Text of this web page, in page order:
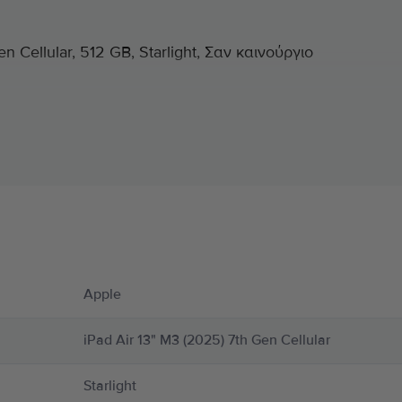
Cellular, 512 GB, Starlight, Σαν καινούργιο
από μέταλλο, γυαλί και πλαστικό και περιέχει ευαίσθητα ηλεκτρονικά
υγρά. Αν υποπτεύεστε ζημιά στο iPad ή την μπαταρία του, σταματήστε
μουσική με ακουστικά ενώ κάνετε ποδήλατο ή να στέλνετε μηνύματα ενώ
κατεστραμμένων καλωδίων ή αντάπτορων ή η φόρτιση σε υγρό περιβάλλον
Apple
iPad Air 13" M3 (2025) 7th Gen Cellular
Starlight